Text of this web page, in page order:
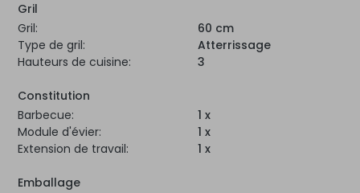
Gril
Gril:
60 cm
Type de gril:
Atterrissage
Hauteurs de cuisine:
3
Constitution
Barbecue:
1 x
Module d'évier:
1 x
Extension de travail:
1 x
Emballage